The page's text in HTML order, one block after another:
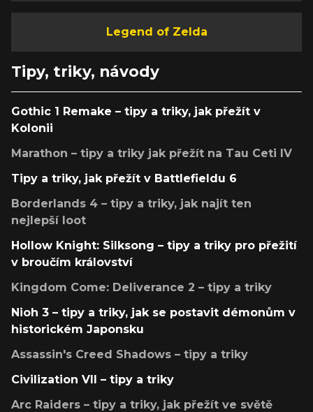
Legend of Zelda
Tipy, triky, návody
Gothic 1 Remake – tipy a triky, jak přežít v
Kolonii
Marathon – tipy a triky jak přežít na Tau Ceti IV
Tipy a triky, jak přežít v Battlefieldu 6
Borderlands 4 – tipy a triky, jak najít ten
nejlepší loot
Hollow Knight: Silksong – tipy a triky pro přežití
v broučím království
Kingdom Come: Deliverance 2 – tipy a triky
Nioh 3 – tipy a triky, jak se postavit démonům v
historickém Japonsku
Assassin's Creed Shadows – tipy a triky
Civilization VII – tipy a triky
Arc Raiders – tipy a triky, jak přežít ve světě